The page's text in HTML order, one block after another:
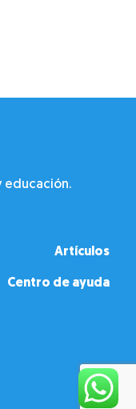
educación.
Artículos
Centro de ayuda